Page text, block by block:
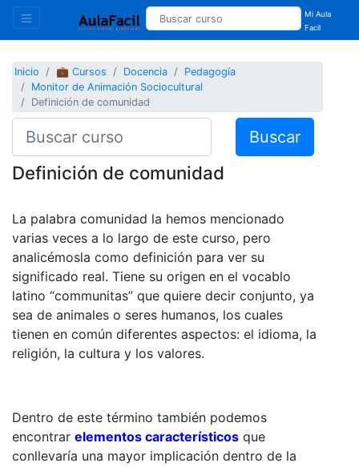
Mi Aula
Facil
Inicio 💼 Cursos Docencia
Pedagogía
Monitor de Animación Sociocultural
Definición de comunidad
Buscar
Definición de comunidad
La palabra comunidad la hemos mencionado
varias veces a lo largo de este curso, pero
analicémosla como definición para ver su
significado real. Tiene su origen en el vocablo
latino “communitas” que quiere decir conjunto, ya
sea de animales o seres humanos, los cuales
tienen en común diferentes aspectos: el idioma, la
religión, la cultura y los valores.
Dentro de este término también podemos
encontrar elementos característicos que
conllevaría una mayor implicación dentro de la